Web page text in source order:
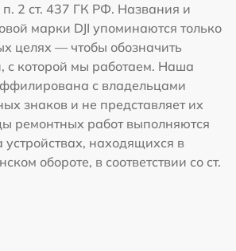
п. 2 ст. 437 ГК РФ. Названия и
марки DJI упоминаются только
целях — чтобы обозначить
с которой мы работаем. Наша
с владельцами
знаков и не представляет их
ремонтных работ выполняются
устройствах, находящихся в
обороте, в соответствии со ст.